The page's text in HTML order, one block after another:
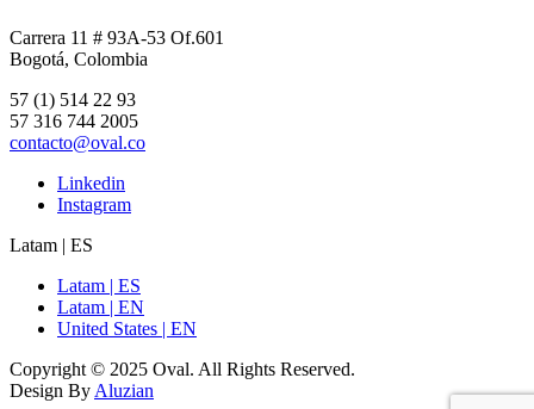
Carrera 11 # 93A-53 Of.601
Bogotá, Colombia
57 (1) 514 22 93
57 316 744 2005
contacto@oval.co
Linkedin
Instagram
Latam | ES
Latam | ES
Latam | EN
United States | EN
Copyright © 2025 Oval. All Rights Reserved.
Design By Aluzian